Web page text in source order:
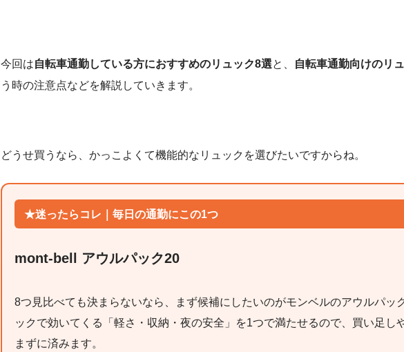
今回は自転車通勤している方におすすめのリュック8選と、 自転車通勤向けのリ
う時の注意点などを解説していきます。
どうせ買うなら、かっこよくて機能的なリュックを選びたいですからね。
★迷ったらコレ｜毎日の通勤にこの1つ
mont-bell アウルパック20
8つ見比べても決まらないなら、まず候補にしたいのがモンベルのアウルパッ
ックで効いてくる「軽さ・収納・夜の安全」を1つで満たせるので、買い足し
まずに済みます。